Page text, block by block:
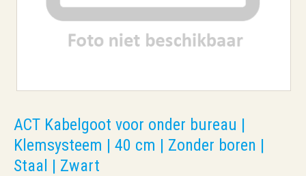
ACT Kabelgoot voor onder bureau |
Klemsysteem | 40 cm | Zonder boren |
Staal | Zwart